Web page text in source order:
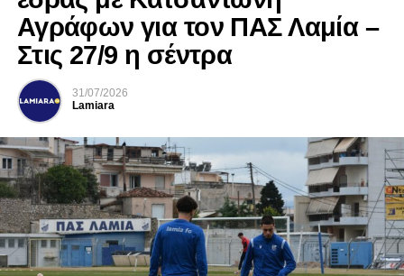
Αγράφων για τον ΠΑΣ Λαμία –
Στις 27/9 η σέντρα
31/07/2026
Lamiara